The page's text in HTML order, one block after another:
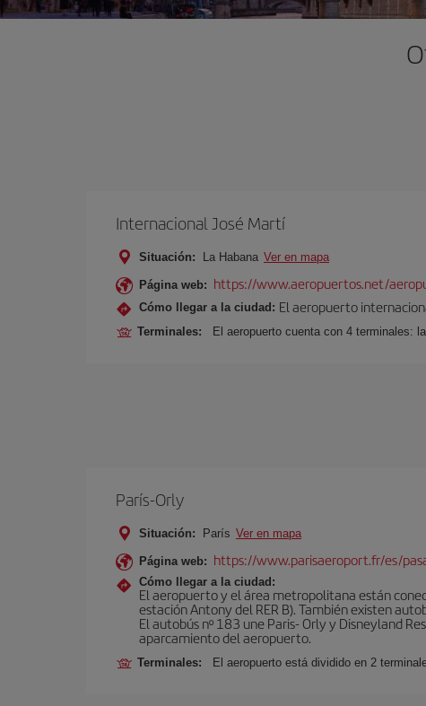
Internacional José Martí
Situación: La Habana Ver en mapa
Página web: https://www.aeropuertos.net/
Cómo llegar a la ciudad: El aeropuerto
Terminales: El aeropuerto cuenta con 4 terminales:
París-Orly
Situación: París Ver en mapa
Página web: https://www.parisaeroport.fr/es/
Cómo llegar a la ciudad:
El aeropuerto y el área metropolitana están
estación Antony del RER B). También existen
El autobús nº 183 une Paris- Orly y Disneyland
aparcamiento del aeropuerto.
Terminales: El aeropuerto está dividido en 2